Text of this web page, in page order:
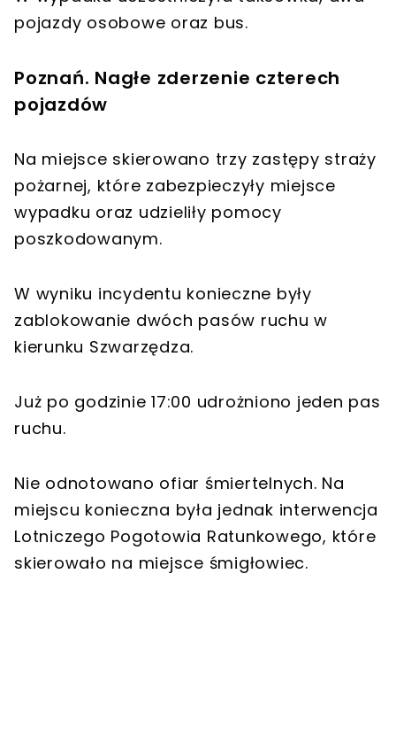
pojazdy osobowe oraz bus.
Poznań. Nagłe zderzenie czterech
pojazdów
Na miejsce skierowano trzy zastępy straży
pożarnej, które zabezpieczyły miejsce
wypadku oraz udzieliły pomocy
poszkodowanym.
W wyniku incydentu konieczne były
zablokowanie dwóch pasów ruchu w
kierunku Szwarzędza.
Już po godzinie 17:00 udrożniono jeden pas
ruchu.
Nie odnotowano ofiar śmiertelnych. Na
miejscu konieczna była jednak interwencja
Lotniczego Pogotowia Ratunkowego, które
skierowało na miejsce śmigłowiec.